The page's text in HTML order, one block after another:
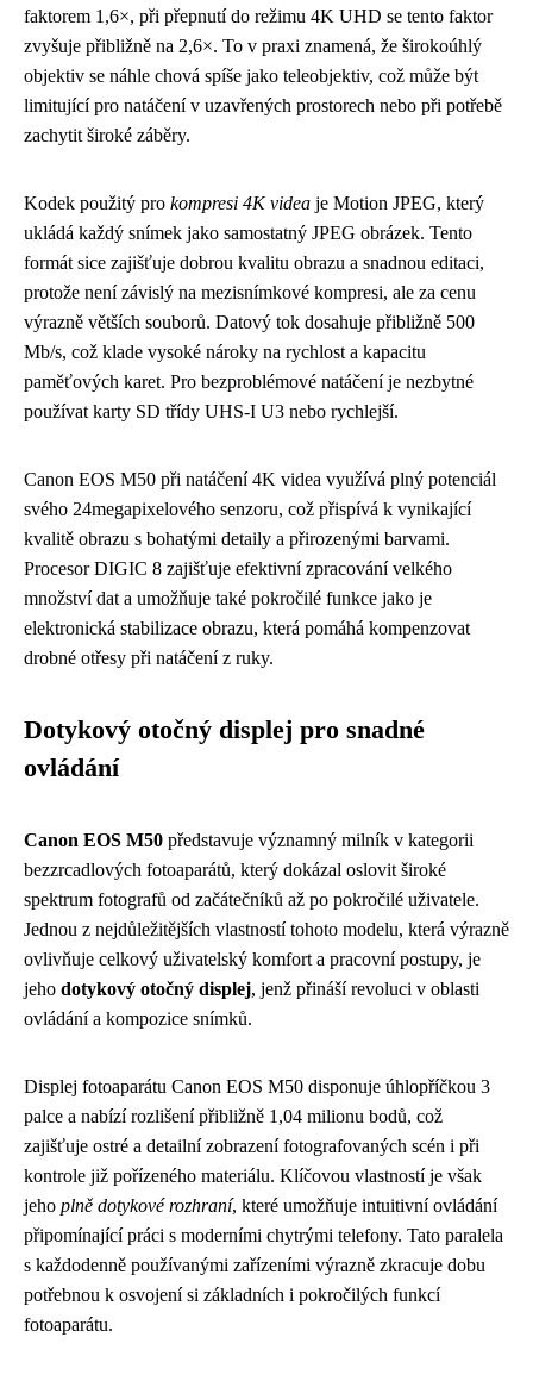
faktorem 1,6×, při přepnutí do režimu 4K UHD se tento faktor
zvyšuje přibližně na 2,6×. To v praxi znamená, že širokoúhlý
objektiv se náhle chová spíše jako teleobjektiv, což může být
limitující pro natáčení v uzavřených prostorech nebo při potřebě
zachytit široké záběry.
Kodek použitý pro kompresi 4K videa je Motion JPEG, který
ukládá každý snímek jako samostatný JPEG obrázek. Tento
formát sice zajišťuje dobrou kvalitu obrazu a snadnou editaci,
protože není závislý na mezisnímkové kompresi, ale za cenu
výrazně větších souborů. Datový tok dosahuje přibližně 500
Mb/s, což klade vysoké nároky na rychlost a kapacitu
paměťových karet. Pro bezproblémové natáčení je nezbytné
používat karty SD třídy UHS-I U3 nebo rychlejší.
Canon EOS M50 při natáčení 4K videa využívá plný potenciál
svého 24megapixelového senzoru, což přispívá k vynikající
kvalitě obrazu s bohatými detaily a přirozenými barvami.
Procesor DIGIC 8 zajišťuje efektivní zpracování velkého
množství dat a umožňuje také pokročilé funkce jako je
elektronická stabilizace obrazu, která pomáhá kompenzovat
drobné otřesy při natáčení z ruky.
Dotykový otočný displej pro snadné
ovládání
Canon EOS M50 představuje významný milník v kategorii
bezzrcadlových fotoaparátů, který dokázal oslovit široké
spektrum fotografů od začátečníků až po pokročilé uživatele.
Jednou z nejdůležitějších vlastností tohoto modelu, která výrazně
ovlivňuje celkový uživatelský komfort a pracovní postupy, je
jeho dotykový otočný displej, jenž přináší revoluci v oblasti
ovládání a kompozice snímků.
Displej fotoaparátu Canon EOS M50 disponuje úhlopříčkou 3
palce a nabízí rozlišení přibližně 1,04 milionu bodů, což
zajišťuje ostré a detailní zobrazení fotografovaných scén i při
kontrole již pořízeného materiálu. Klíčovou vlastností je však
jeho plně dotykové rozhraní, které umožňuje intuitivní ovládání
připomínající práci s moderními chytrými telefony. Tato paralela
s každodenně používanými zařízeními výrazně zkracuje dobu
potřebnou k osvojení si základních i pokročilých funkcí
fotoaparátu.